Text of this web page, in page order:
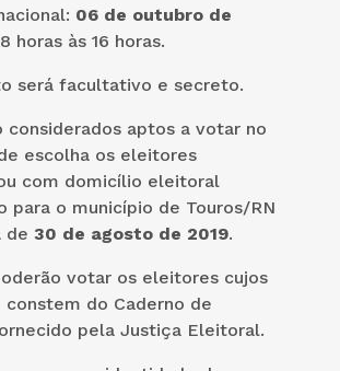
06 de outubro de
horas às 16 horas.
será facultativo e secreto.
considerados aptos a votar no
escolha os eleitores
com domicílio eleitoral
para o município de Touros/RN
de 30 de agosto de 2019.
votar os eleitores cujos
constem do Caderno de
pela Justiça Eleitoral.